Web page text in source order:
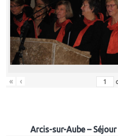
« ‹
Arcis-sur-Aube –